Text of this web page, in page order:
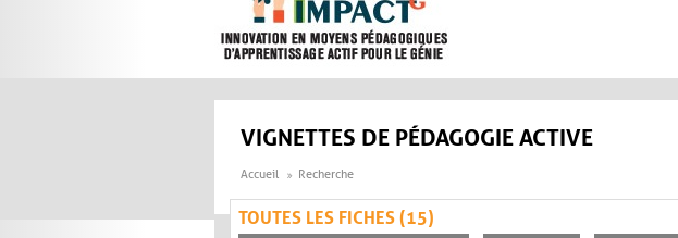
VIGNETTES DE PÉDAGOGIE ACTIVE
Accueil Recherche
TOUTES LES FICHES (15)